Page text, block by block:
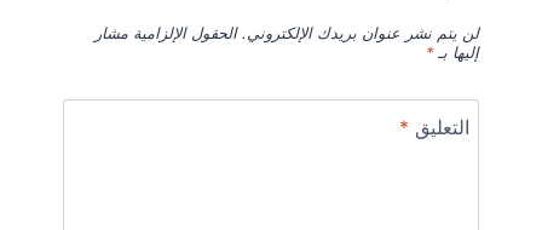
لن يتم نشر عنوان بريدك الإلكتروني. الحقول الإلزامية مشار
إليها بـ*
التعليق *